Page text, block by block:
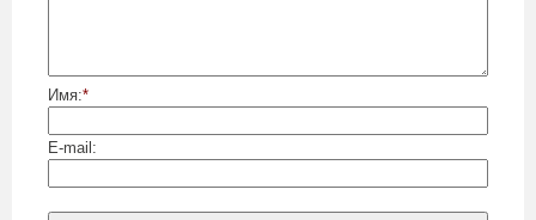
Имя:*
E-mail: